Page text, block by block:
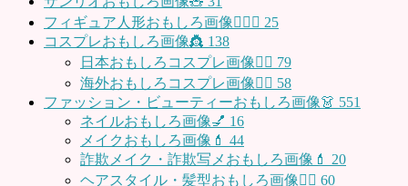
フィギュア人形おもしろ画像🧍🏼‍♂️ 25
コスプレおもしろ画像👸 138
日本おもしろコスプレ画像🧝‍♀️ 79
海外おもしろコスプレ画像🧝‍♂️ 58
ファッション・ビューティーおもしろ画像👗 551
ネイルおもしろ画像💅 16
メイクおもしろ画像💄 44
詐欺メイク・詐欺写メおもしろ画像💄 20
ヘアスタイル・髪型おもしろ画像👱‍♀️ 60